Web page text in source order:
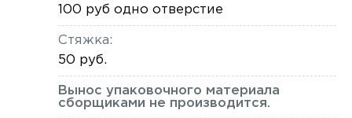
100 руб одно отверстие
Стяжка:
50 руб.
Вынос упаковочного материала
сборщиками не производится.